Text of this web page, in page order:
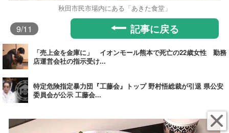
秋田市民市場内にある「あきた食堂」
9/11 記事に戻る
「売上金を金庫に」 イオンモール熊本で死亡の22歳女性 勤務
店運営会社の指示受け...
特定危険指定暴力団『工藤会』トップ 野村悟総裁が引退 県公安
委員会が公示 工藤会...